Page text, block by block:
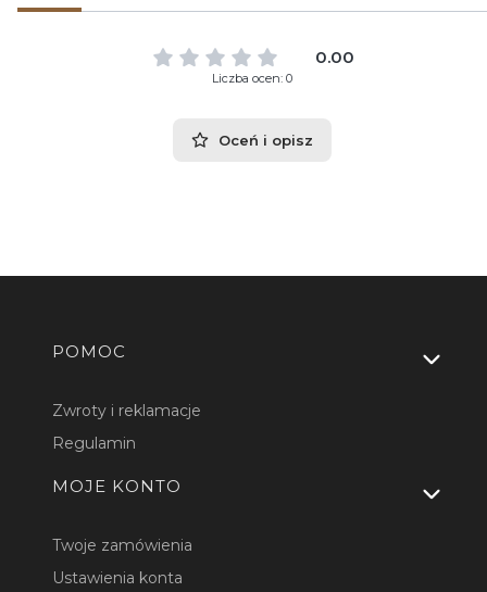
0.00
Liczba ocen: 0
Oceń i opisz
Linki w stopce
POMOC
Zwroty i reklamacje
Regulamin
MOJE KONTO
Twoje zamówienia
Ustawienia konta